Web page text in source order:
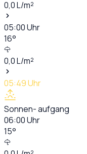
0,0L/m²
05:00Uhr
16°
0,0L/m²
05:49Uhr
Sonnen- aufgang
06:00Uhr
15°